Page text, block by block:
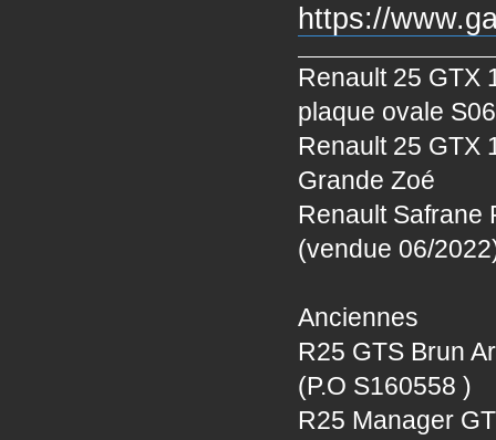
https://
Renault 25 GTX
plaque ovale
Renault 25 GTX
Grande Zoé
Renault Safrane
(vendue 06/
Anciennes
R25 GTS Brun
(P.O S160558 )
R25 Manager